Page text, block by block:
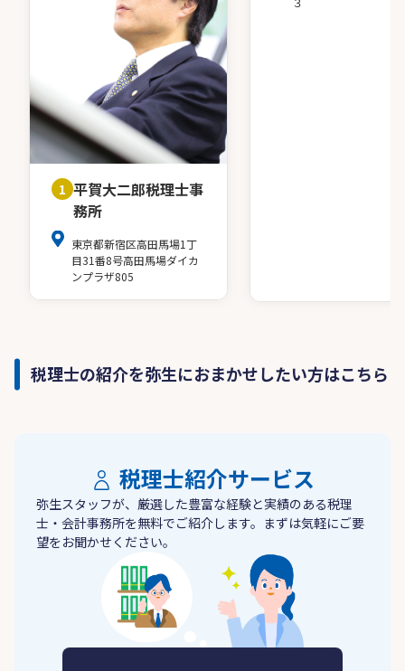
1 平賀大二郎税理士事
務所
東京都新宿区高田馬場1丁
目31番8号高田馬場ダイカ
ンプラザ805
税理士の紹介を弥生におまかせしたい方はこちら
税理士紹介サービス
弥生スタッフが、厳選した豊富な経験と実績のある税理
士・会計事務所を無料でご紹介します。まずは気軽にご要
望をお聞かせください。